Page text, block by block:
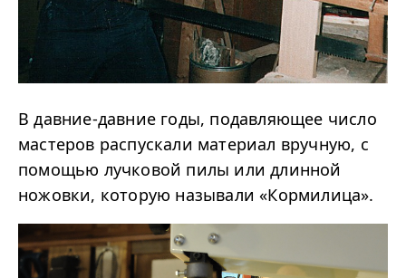
В давние-давние годы, подавляющее число
мастеров распускали материал вручную, с
помощью лучковой пилы или длинной
ножовки, которую называли «Кормилица».